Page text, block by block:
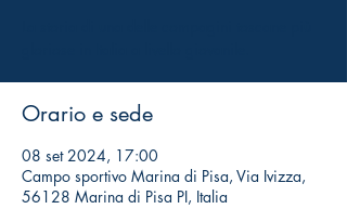
Orario e sede
08 set 2024, 17:00
Campo sportivo Marina di Pisa, Via Ivizza,
56128 Marina di Pisa PI, Italia